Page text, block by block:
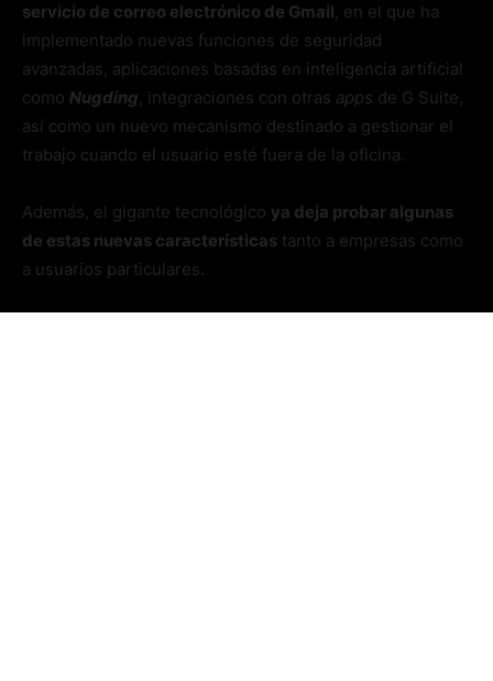
servicio de correo electrónico de Gmail, en el que ha
implementado nuevas funciones de seguridad
avanzadas, aplicaciones basadas en inteligencia artificial
como Nugding, integraciones con otras apps de G Suite,
así como un nuevo mecanismo destinado a gestionar el
trabajo cuando el usuario esté fuera de la oficina.
Además, el gigante tecnológico ya deja probar algunas
de estas nuevas características tanto a empresas como
a usuarios particulares.